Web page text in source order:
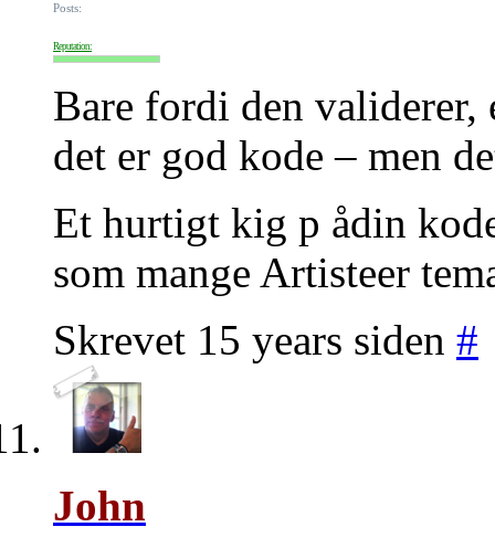
Posts:
Reputation:
Bare fordi den validerer,
det er god kode – men
Et hurtigt kig p ådin
som mange Artisteer
Skrevet 15 years siden #
John